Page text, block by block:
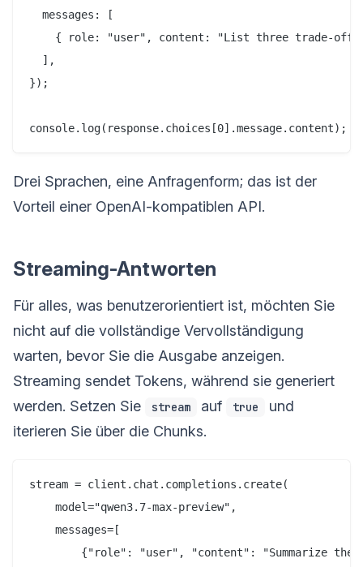
  messages: [
{ role: "user", content: "List three trade-
  ],
});
Drei Sprachen, eine Anfragenform; das ist der
Vorteil einer OpenAI-kompatiblen API.
Streaming-Antworten
Für alles, was benutzerorientiert ist, möchten Sie
nicht auf die vollständige Vervollständigung
warten, bevor Sie die Ausgabe anzeigen.
Streaming sendet Tokens, während sie generiert
werden. Setzen Sie
stream auf true
und
iterieren Sie über die Chunks.
stream = client.chat.completions.create(
    model="qwen3.7-max-preview",
    messages=[
{"role": "user", "content": "Summarize the